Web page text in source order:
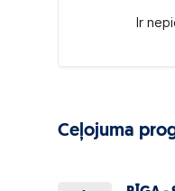
Ir
Ceļojuma